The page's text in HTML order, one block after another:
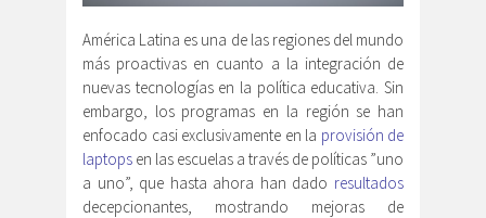
América Latina es una de las regiones del mundo
más proactivas en cuanto a la integración de
nuevas tecnologías en la política educativa. Sin
embargo, los programas en la región se han
enfocado casi exclusivamente en la provisión de
laptops en las escuelas a través de políticas ”uno
a uno”, que hasta ahora han dado resultados
decepcionantes, mostrando mejoras de